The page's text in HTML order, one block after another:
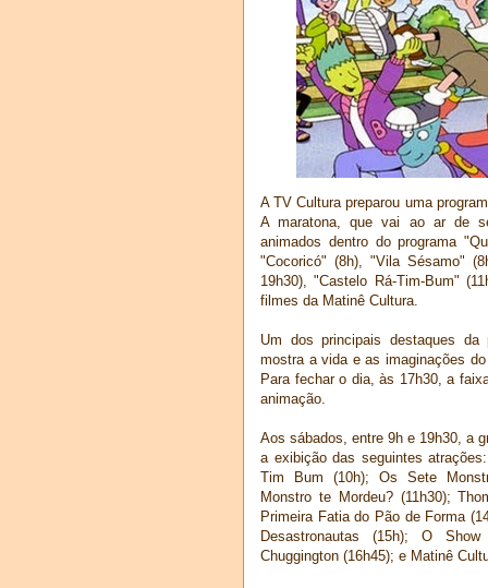
A TV Cultura preparou uma
A maratona, que vai ao ar de
animados dentro do programa
"Cocoricó" (8h), "Vila Sésamo"
19h30), "Castelo Rá-Tim-Bum"
filmes da Matinê Cultura.
Um dos principais destaques da
mostra a vida e as imaginações
Para fechar o dia, às 17h30, a
animação.
Aos sábados, entre 9h e 19h30, a
a exibição das seguintes
Tim Bum (10h); Os Sete
Monstro te Mordeu? (11h30);
Primeira Fatia do Pão de Forma
Desastronautas (15h); O
Chuggington (16h45); e Matinê